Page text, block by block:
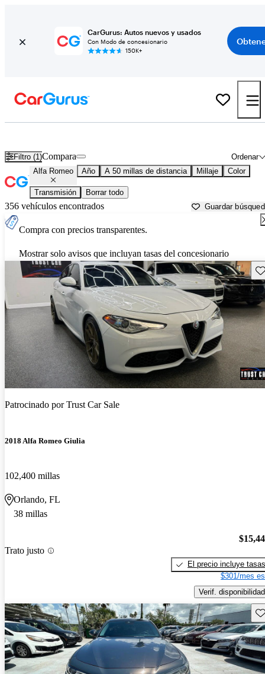
CarGurus: Autos nuevos y usados
Con Modo de concesionario
150K+
Filtro (1) Ordenar
Compara
Alfa Romeo Año A 50 millas de distancia Millaje Color
Transmisión Borrar todo
356 vehículos encontrados Guardar
Compra con precios transparentes.
Mostrar solo avisos que incluyan tasas del concesionario
Patrocinado porTrust Car Sale
2018 Alfa Romeo Giulia
102,400 millas
Orlando, FL
38 millas
Trato justo
El precio incluye tasas
$301/mes
Verif. disponibilidad